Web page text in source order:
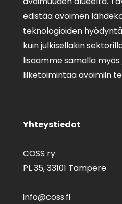
edistää avoimen
teknologioiden
kuin julkisellakin
lisäämme samalla
liiketoimintaa avoimiin
Yhteystiedot
COSS ry
PL 35,33101 Tampere
info@coss.fi